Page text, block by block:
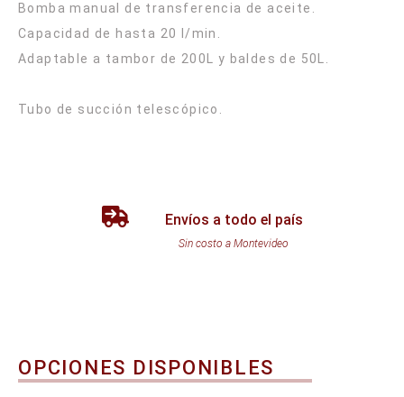
Bomba manual de transferencia de aceite.
Capacidad de hasta 20 l/min.
Adaptable a tambor de 200L y baldes de 50L.
Envíos a todo el país
Sin costo a Montevideo
OPCIONES DISPONIBLES